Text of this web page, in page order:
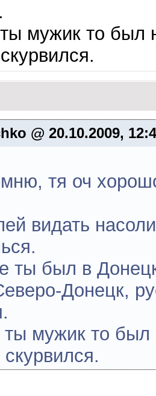
мужик то был
@ 20.10.2009,
тя оч
видать
ты был в
Донецк,
мужик то был